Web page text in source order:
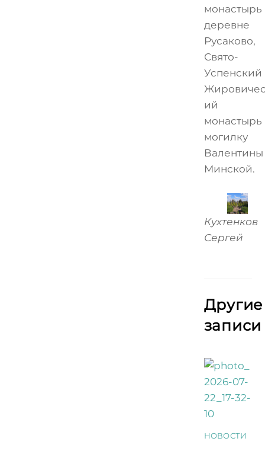
монастырь
деревне
Русаково,
Свято-
Успенский
ий
монастырь
могилку
Валентины
Минской.
Кухтенков
Сергей
Другие
записи
НОВОСТИ